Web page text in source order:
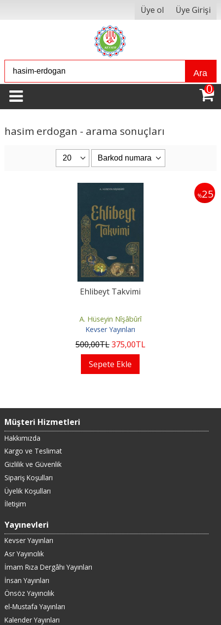
Üye ol Üye Girişi
Ara
0
hasim erdogan - arama sonuçları
%25
Ehlibeyt Takvimi
A. Hüseyin Nîşâbûrî
Kevser Yayınları
500,00TL375,00TL
Sepete Ekle
Müşteri Hizmetleri
Hakkımızda
Kargo ve Teslimat
Gizlilik ve Güvenlik
Sipariş Koşulları
Üyelik Koşulları
İletişim
Yayınevleri
Kevser Yayınları
Asr Yayıncılık
İmam Rıza Dergâhı Yayınları
İnsan Yayınları
Önsöz Yayıncılık
el-Mustafa Yayınları
Kalender Yayınları